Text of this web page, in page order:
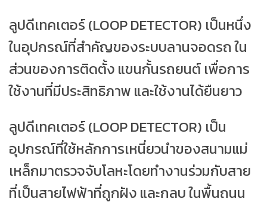
ลูปดีเทคเตอร์ (LOOP DETECTOR) เป็นหนึ่ง
ในอุปกรณ์ที่สำคัญของระบบลานจอดรถ ใน
ส่วนของการติดตั้ง แขนกั้นรถยนต์ เพื่อการ
ใช้งานที่มีประสิทธิภาพ และใช้งานได้ยืนยาว
ลูปดีเทคเตอร์ (LOOP DETECTOR) เป็น
อุปกรณ์ที่ใช้หลักการเหนี่ยวนำของสนามแม่
เหล็กมาตรวจจับโลหะโดยทำงานร่วมกับสาย
ที่เป็นสายไฟฟ้าที่ถูกฝัง และกลบ ในพื้นถนน